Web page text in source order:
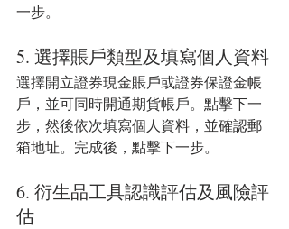
一步。
5. 選擇賬戶類型及填寫個人資料
選擇開立證券現金賬戶或證券保證金帳
戶，並可同時開通期貨帳戶。點擊下一
步，然後依次填寫個人資料，並確認郵
箱地址。完成後，點擊下一步。
6. 衍生品工具認識評估及風險評
估